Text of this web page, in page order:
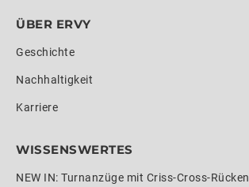
ÜBER ERVY
Geschichte
Nachhaltigkeit
Karriere
WISSENSWERTES
NEW IN: Turnanzüge mit Criss-Cross-Rücken